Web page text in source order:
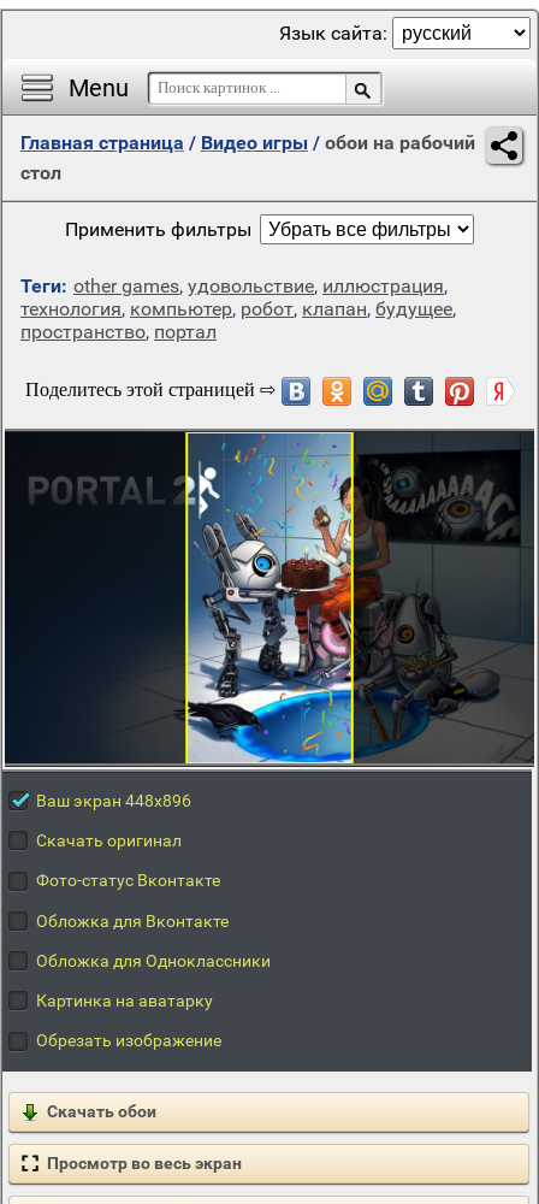
Menu
Язык сайта:
Главная страница / Видео игры / обои на рабочий
стол
Применить фильтры
Теги: other games, удовольствие, иллюстрация,
технология, компьютер, робот, клапан, будущее,
пространство, портал
Ваш экран 448x896
Скачать оригинал
Фото-статус Вконтакте
Обложка для Вконтакте
Обложка для Одноклассники
Картинка на аватарку
Обрезать изображение
Скачать обои
Просмотр во весь экран